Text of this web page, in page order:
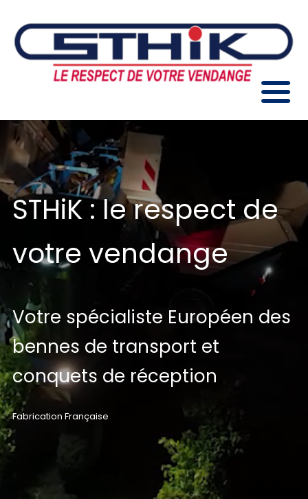
STHiK : le respect de
votre vendange
Votre spécialiste Européen des
bennes de transport et
conquets de réception
Fabrication Française